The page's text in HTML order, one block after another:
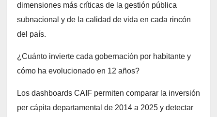
dimensiones más críticas de la gestión pública
subnacional y de la calidad de vida en cada rincón
del país.
¿Cuánto invierte cada gobernación por habitante y
cómo ha evolucionado en 12 años?
Los dashboards CAIF permiten comparar la inversión
per cápita departamental de 2014 a 2025 y detectar